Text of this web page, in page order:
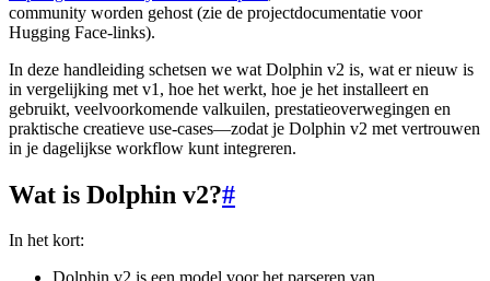
community worden gehost (zie de projectdocumentatie voor
Hugging Face-links).
In deze handleiding schetsen we wat Dolphin v2 is, wat er nieuw is
in vergelijking met v1, hoe het werkt, hoe je het installeert en
gebruikt, veelvoorkomende valkuilen, prestatieoverwegingen en
praktische creatieve use-cases—zodat je Dolphin v2 met vertrouwen
in je dagelijkse workflow kunt integreren.
Wat is Dolphin v2?#
In het kort: